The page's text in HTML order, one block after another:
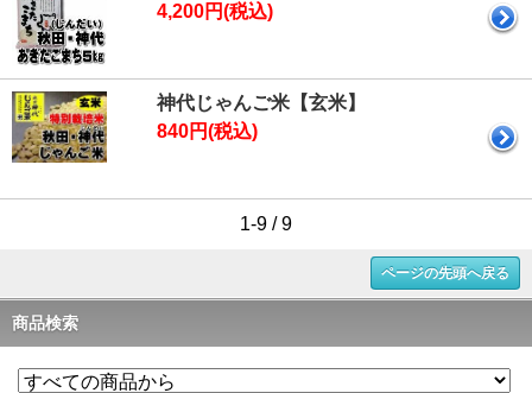
4,200円(税込)
神代じゃんご米【玄米】
840円(税込)
1-9 / 9
ページの先頭へ戻る
商品検索